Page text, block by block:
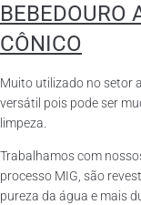
BEBEDOURO
CÔNICO
Muito utilizado no setor
versátil pois pode ser
limpeza.
Trabalhamos com
processo MIG, são
pureza da água e mais